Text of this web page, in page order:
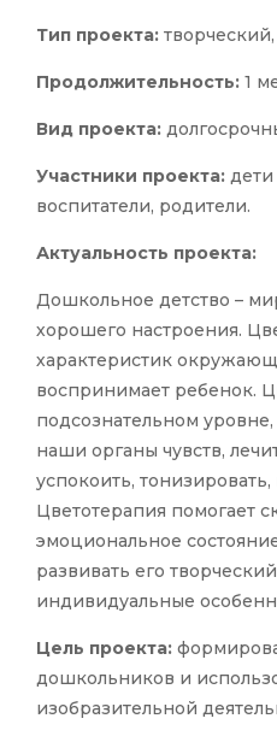
Тип проекта:
Продолжительность: 1
Вид проекта:
Участники проекта:
воспитатели, родители.
Актуальность проекта:
Дошкольное детство –
хорошего настроения.
характеристик
воспринимает ребенок.
подсознательном
наши органы чувств,
успокоить,
Цветотерапия помогает
эмоциональное
развивать его
индивидуальные
Цель проекта:
дошкольников и
изобразительной